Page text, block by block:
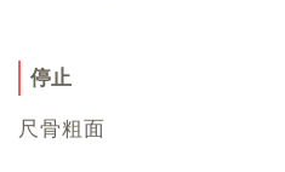
停止
尺骨粗面